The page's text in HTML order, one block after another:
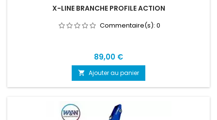
X-LINE BRANCHE PROFILE ACTION
Commentaire(s): 0
Prix
89,00 €
 Ajouter au panier